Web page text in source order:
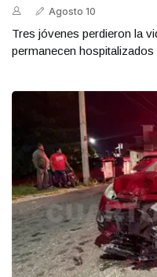
Agosto 10
Tres jóvenes perdieron la
permanecen hospitalizados